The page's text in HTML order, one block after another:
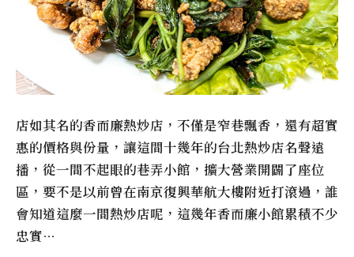
店如其名的香而廉熱炒店，不僅是窄巷飄香，還有超實
惠的價格與份量，讓這間十幾年的台北熱炒店名聲遠
播，從一間不起眼的巷弄小館，擴大營業開闢了座位
區，要不是以前曾在南京復興華航大樓附近打滾過，誰
會知道這麼一間熱炒店呢，這幾年香而廉小館累積不少
忠實…